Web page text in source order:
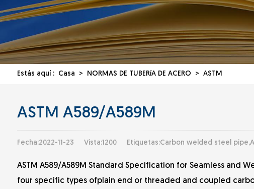
Estás aquí : Casa > NORMAS DE TUBERíA DE ACERO > ASTM
ASTM A589/A589M
Fecha:2022-11-23 Vista:1200 Etiquetas:Carbon welded steel
ASTM A589/A589M Standard Specification for Seamless and
four specific types ofplain end or threaded and coupled